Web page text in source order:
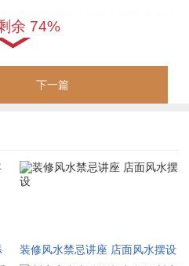
须避。吉时以辰时七时至九时为
时十一时至十三时亦可，常有命
天愿吉神临照，所求多能如愿。
巳火当令，然明堂黄道为吉星临
属猪者此日宜暂避，吉时以巳时
余 74%
下一篇
装修风水禁忌讲座 店面风水摆设